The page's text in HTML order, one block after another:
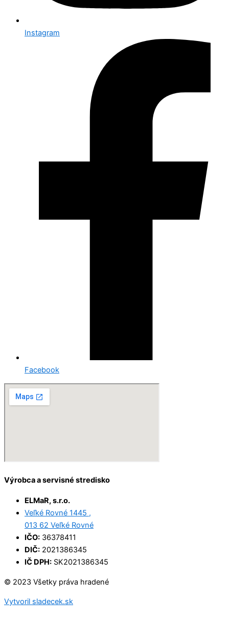
Instagram
Facebook
Výrobca a servisné stredisko
ELMaR, s.r.o.
Veľké Rovné 1445 ,
013 62 Veľké Rovné
IČO: 36378411
DIČ: 2021386345
IČ DPH: SK2021386345
© 2023 Všetky práva hradené
Vytvoril sladecek.sk